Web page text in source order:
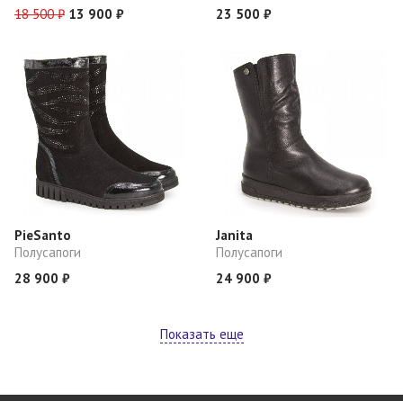
18 500 ₽ 13 900 ₽
23 500 ₽
PieSanto
Полусапоги
28 900 ₽
Janita
Полусапоги
24 900 ₽
Показать еще